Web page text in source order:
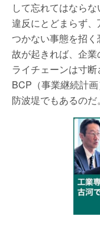
して忘れてはなら
違反にとどまらず
つかない事態を招
故が起きれば、企
ライチェーンは寸断
BCP（事業継続計
防波堤でもあるのだ。